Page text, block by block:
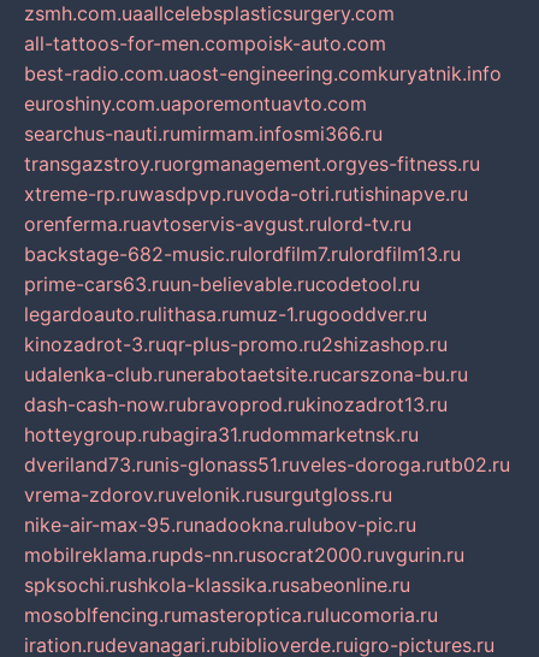
zsmh.com.uaallcelebsplasticsurgery.com
all-tattoos-for-men.compoisk-auto.com
best-radio.com.uaost-engineering.comkuryatnik.info
euroshiny.com.uaporemontuavto.com
searchus-nauti.rumirmam.infosmi366.ru
transgazstroy.ruorgmanagement.orgyes-fitness.ru
xtreme-rp.ruwasdpvp.ruvoda-otri.rutishinapve.ru
orenferma.ruavtoservis-avgust.rulord-tv.ru
backstage-682-music.rulordfilm7.rulordfilm13.ru
prime-cars63.ruun-believable.rucodetool.ru
legardoauto.rulithasa.rumuz-1.rugooddver.ru
kinozadrot-3.ruqr-plus-promo.ru2shizashop.ru
udalenka-club.runerabotaetsite.rucarszona-bu.ru
dash-cash-now.rubravoprod.rukinozadrot13.ru
hotteygroup.rubagira31.rudommarketnsk.ru
dveriland73.runis-glonass51.ruveles-doroga.rutb02.ru
vrema-zdorov.ruvelonik.rusurgutgloss.ru
nike-air-max-95.runadookna.rulubov-pic.ru
mobilreklama.rupds-nn.rusocrat2000.ruvgurin.ru
spksochi.rushkola-klassika.rusabeonline.ru
mosoblfencing.rumasteroptica.rulucomoria.ru
iration.rudevanagari.rubiblioverde.ruigro-pictures.ru